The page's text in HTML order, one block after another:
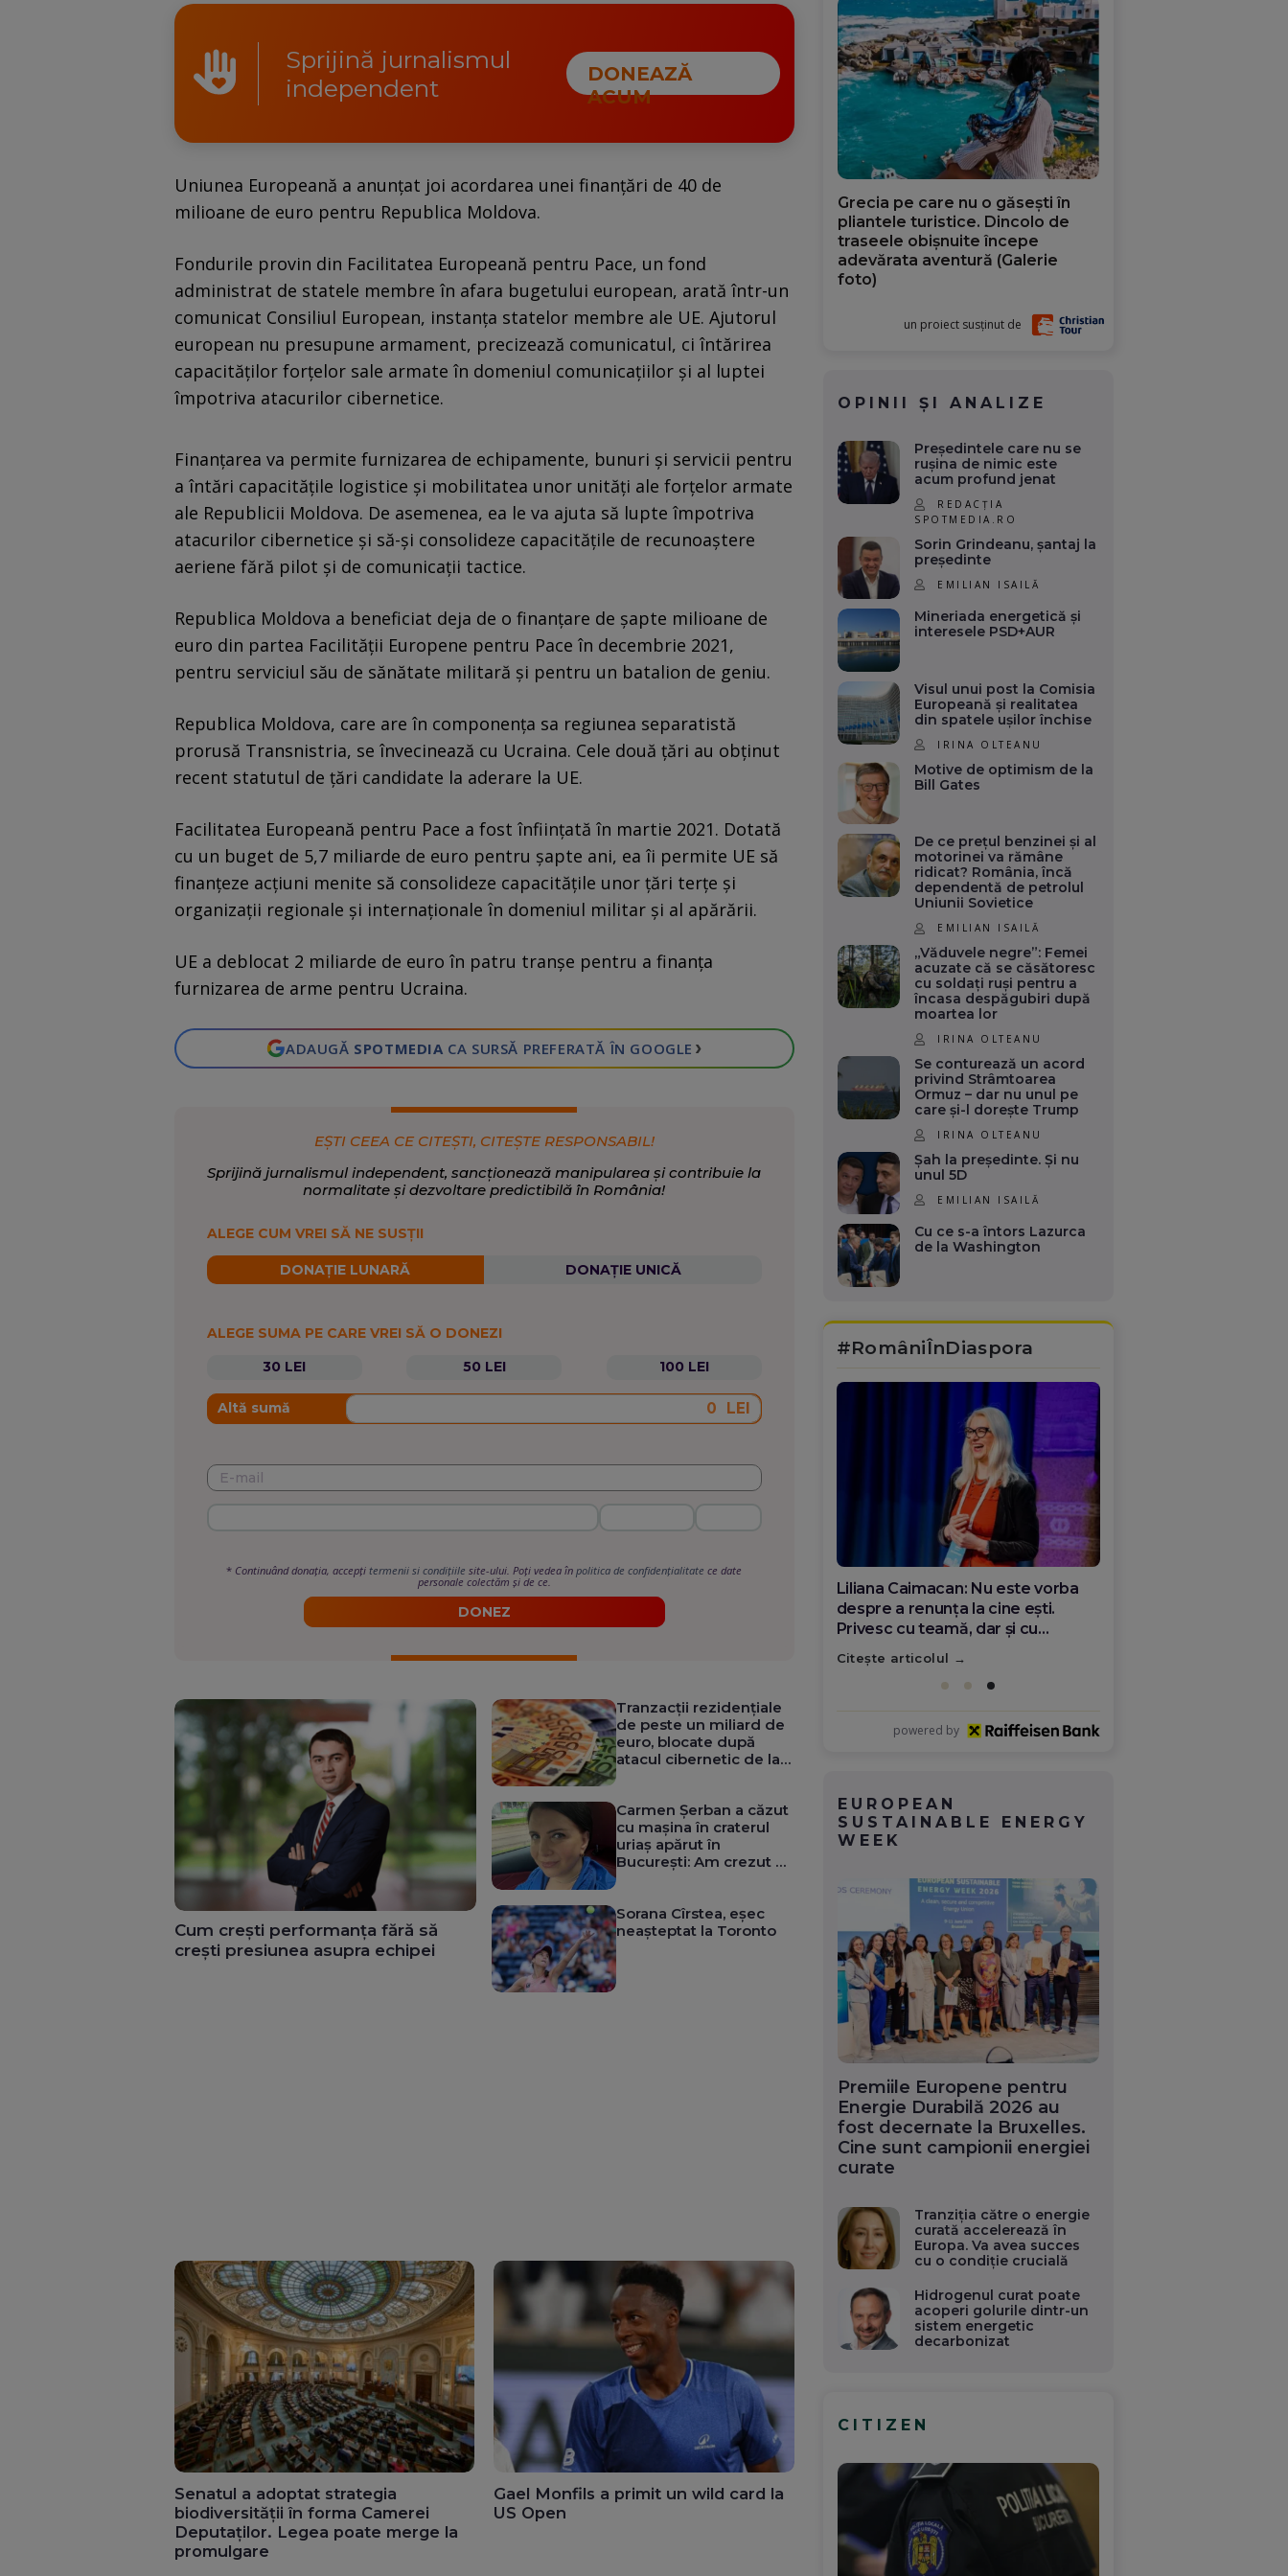
Sprijină jurnalismul
independent
DONEAZĂ
ACUM
Uniunea Europeană a anunţat joi acordarea unei finanţări de 40 de
milioane de euro pentru Republica Moldova.
Fondurile provin din Facilitatea Europeană pentru Pace, un fond
administrat de statele membre în afara bugetului european, arată într-un
comunicat Consiliul European, instanţa statelor membre ale UE. Ajutorul
european nu presupune armament, precizează comunicatul, ci întărirea
capacităţilor forţelor sale armate în domeniul comunicaţiilor şi al luptei
împotriva atacurilor cibernetice.
Finanţarea va permite furnizarea de echipamente, bunuri şi servicii pentru
a întări capacităţile logistice şi mobilitatea unor unităţi ale forţelor armate
ale Republicii Moldova. De asemenea, ea le va ajuta să lupte împotriva
atacurilor cibernetice şi să-şi consolideze capacităţile de recunoaştere
aeriene fără pilot şi de comunicaţii tactice.
Republica Moldova a beneficiat deja de o finanţare de şapte milioane de
euro din partea Facilităţii Europene pentru Pace în decembrie 2021,
pentru serviciul său de sănătate militară şi pentru un batalion de geniu.
Republica Moldova, care are în componenţa sa regiunea separatistă
prorusă Transnistria, se învecinează cu Ucraina. Cele două ţări au obţinut
recent statutul de ţări candidate la aderare la UE.
Facilitatea Europeană pentru Pace a fost înfiinţată în martie 2021. Dotată
cu un buget de 5,7 miliarde de euro pentru şapte ani, ea îi permite UE să
finanţeze acţiuni menite să consolideze capacităţile unor ţări terţe şi
organizaţii regionale şi internaţionale în domeniul militar şi al apărării.
UE a deblocat 2 miliarde de euro în patru tranşe pentru a finanţa
furnizarea de arme pentru Ucraina.
ADAUGĂ SPOTMEDIA CA SURSĂ PREFERATĂ ÎN GOOGLE ›
EȘTI CEEA CE CITEȘTI, CITEȘTE RESPONSABIL!
Sprijină jurnalismul independent, sancționează manipularea și contribuie la
normalitate și dezvoltare predictibilă în România!
ALEGE CUM VREI SĂ NE SUSȚII
DONAȚIE LUNARĂ DONAȚIE UNICĂ
ALEGE SUMA PE CARE VREI SĂ O DONEZI
30 LEI
50 LEI 100 LEI
Altă sumă LEI
* Continuând donația, accepțitermenii si condițiile site-ului. Poți vedea înpolitica de confidențialitate ce date
personale colectăm și de ce.
DONEZ
Cum crești performanța fără să
crești presiunea asupra echipei
Tranzacții rezidențiale
de peste un miliard de
euro, blocate după
atacul cibernetic de la
Carmen Șerban a căzut
cu mașina în craterul
uriaș apărut în
București: Am crezut că
Sorana Cîrstea, eșec
neașteptat la Toronto
Senatul a adoptat strategia
biodiversității în forma Camerei
Deputaților. Legea poate merge la
promulgare
Gael Monfils a primit un wild card la
US Open
Grecia pe care nu o găsești în
pliantele turistice. Dincolo de
traseele obișnuite începe
adevărata aventură (Galerie
foto)
un proiect susținut de
OPINII ȘI ANALIZE
Președintele care nu se
rușina de nimic este
acum profund jenat
REDACȚIA
SPOTMEDIA.RO
Sorin Grindeanu, șantaj la
președinte
EMILIAN ISAILĂ
Mineriada energetică și
interesele PSD+AUR
Visul unui post la Comisia
Europeană și realitatea
din spatele ușilor închise
IRINA OLTEANU
Motive de optimism de la
Bill Gates
De ce prețul benzinei și al
motorinei va rămâne
ridicat? România, încă
dependentă de petrolul
Uniunii Sovietice
EMILIAN ISAILĂ
„Văduvele negre”: Femei
acuzate că se căsătoresc
cu soldați ruși pentru a
încasa despăgubiri după
moartea lor
IRINA OLTEANU
Se conturează un acord
privind Strâmtoarea
Ormuz – dar nu unul pe
care și-l dorește Trump
IRINA OLTEANU
Șah la președinte. Și nu
unul 5D
EMILIAN ISAILĂ
Cu ce s-a întors Lazurca
de la Washington
#RomâniÎnDiaspora
Diana Olar, românca de la Google
care demonstrează că diaspora
poate schimba România
Citește articolul
powered by
EUROPEAN
SUSTAINABLE ENERGY
WEEK
Premiile Europene pentru
Energie Durabilă 2026 au
fost decernate la Bruxelles.
Cine sunt campionii energiei
curate
Tranziția către o energie
curată accelerează în
Europa. Va avea succes
cu o condiție crucială
Hidrogenul curat poate
acoperi golurile dintr-un
sistem energetic
decarbonizat
CITIZEN